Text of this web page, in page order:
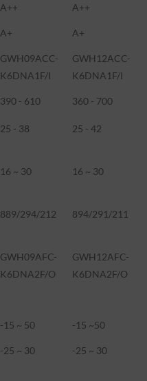
A++
A+
GWH09ACC-
K6DNA1F/I
390 - 610
25 - 38
16 ~ 30
889/294/212
GWH09AFC-
K6DNA2F/O
-15 ~ 50
-25 ~ 30
A++
A+
GWH12ACC-
K6DNA1F/I
360 - 700
25 - 42
16 ~ 30
894/291/211
GWH12AFC-
K6DNA2F/O
-15 ~50
-25 ~ 30